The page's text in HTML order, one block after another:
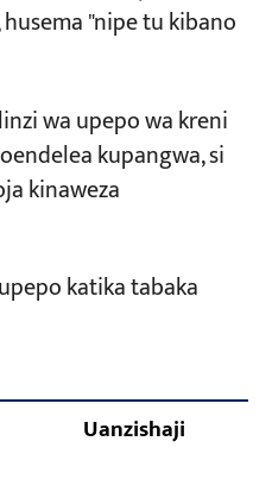
kwa Uteuzi
Gantry yenye
Pekee
Nje: Usisahau
"nipe tu kibano
wa upepo wa kreni
kupangwa, si
kinaweza
katika tabaka
Uanzishaji